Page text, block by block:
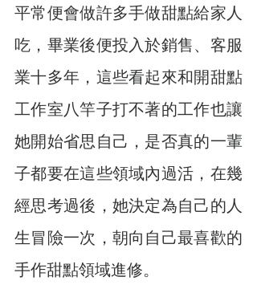
平常便會做許多手做甜點給家人
吃，畢業後便投入於銷售、客服
業十多年，這些看起來和開甜點
工作室八竿子打不著的工作也讓
她開始省思自己，是否真的一輩
子都要在這些領域內過活，在幾
經思考過後，她決定為自己的人
生冒險一次，朝向自己最喜歡的
手作甜點領域進修。